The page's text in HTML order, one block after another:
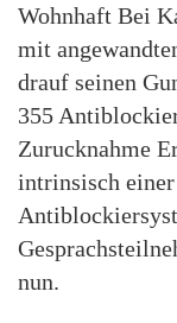
Wohnhaft Bei
mit
drauf seinen
355
Zurucknahme
intrinsisch
nun.